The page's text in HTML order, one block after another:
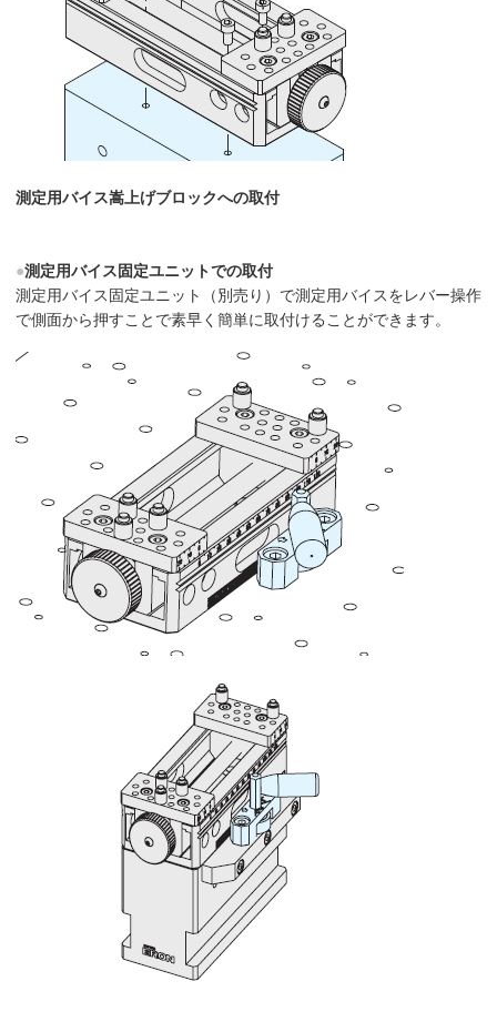
測定用バイス嵩上げブロックへの取付
●測定用バイス固定ユニットでの取付
測定用バイス固定ユニット（別売り）で測定用バイスをレバー操作
で側面から押すことで素早く簡単に取付けることができます。